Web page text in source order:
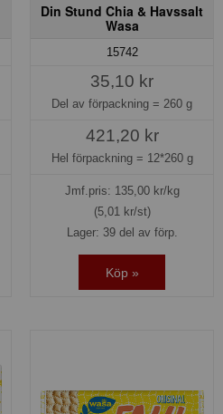
Din Stund Chia & Havssalt
Wasa
15742
35,10 kr
Del av förpackning = 260 g
421,20 kr
Hel förpackning = 12*260 g
Jmf.pris: 135,00kr/kg
(5,01 kr/st)
Lager: 39 del av förp.
Köp »